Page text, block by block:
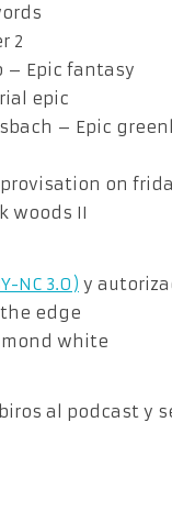
letra
2
– Epic fantasy
epic
– Epic
on
woods II
NC 3.0) y
edge
white
al podcast y